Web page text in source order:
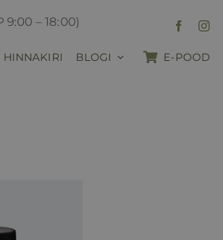
9:00 – 18:00)
HINNAKIRI BLOGI E-POOD